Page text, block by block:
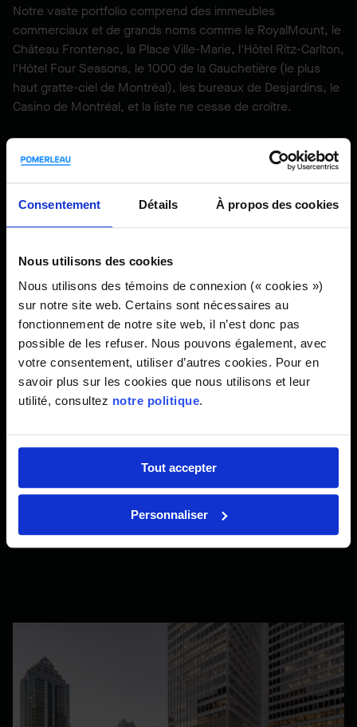
Consentement Détails À propos des cookies
Nous utilisons des cookies
Nous utilisons des témoins de connexion (« cookies »)
sur notre site web. Certains sont nécessaires au
fonctionnement de notre site web, il n’est donc pas
possible de les refuser. Nous pouvons également, avec
votre consentement, utiliser d’autres cookies. Pour en
savoir plus sur les cookies que nous utilisons et leur
utilité, consultez notre politique.
Tout accepter
Personnaliser
Notre vaste portfolio comprend des immeubles
commerciaux et de grands noms comme le RoyalMount, le
Château Frontenac, la Place Ville-Marie, l'Hôtel Ritz-Carlton,
l'Hôtel Four Seasons, le 1000 de la Gauchetière (le plus
haut gratte-ciel de Montréal), les bureaux de Desjardins, le
Casino de Montréal, et la liste ne cesse de croître.
Découvrez nos projets de construction